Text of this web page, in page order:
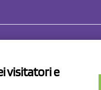
REA: MO 208553
visitatori e